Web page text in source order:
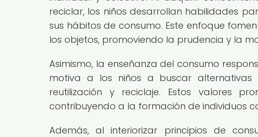
reciclar, los niños desarrollan habilidades
sus hábitos de consumo. Este enfoque
los objetos, promoviendo la prudencia y la
Asimismo, la enseñanza del consumo
motiva a los niños a buscar
reutilización y reciclaje. Estos valores
contribuyendo a la formación de individuos
Además, al interiorizar principios de